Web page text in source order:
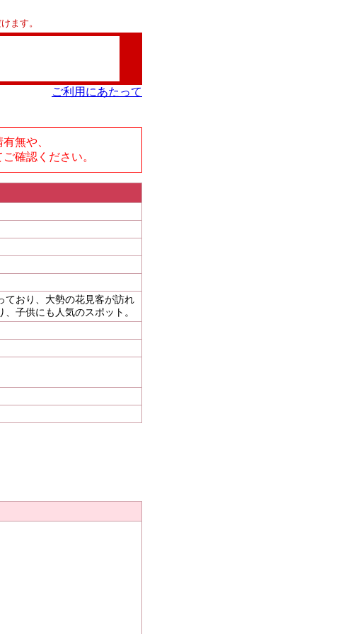
ます。
ご利用にあたって
無や、
確認ください。
ており、大勢の花見客が訪れ
子供にも人気のスポット。